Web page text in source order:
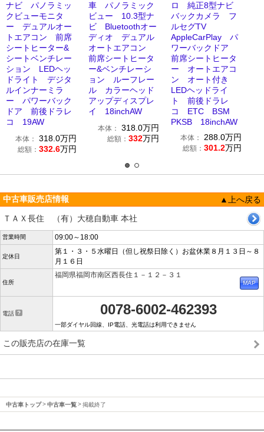
ナビ パノラミッ
クビューモニタ
ー デュアルオー
トエアコン 前席
シートヒーター&
シートベンチレー
ション LEDヘッ
ドライト デジタ
ルインナーミラ
ー パワーバック
ドア 前後ドラレ
コ 19AW
本体： 318.0万円
総額： 332.6万円
車 パノラミック
ビュー 10.3型ナ
ビ Bluetoothオー
ディオ デュアル
オートエアコン
前席シートヒータ
ー&ベンチレーシ
ョン ルーフレー
ル カラーヘッド
アップディスプレ
イ 18inchAW
本体： 318.0万円
総額： 332万円
ロ 純正8型ナビ
バックカメラ フ
ルセグTV
AppleCarPlay パ
ワーバックドア
前席シートヒータ
ー オートエアコ
ン オート付き
LEDヘッドライ
ト 前後ドラレ
コ ETC BSM
PKSB 18inchAW
本体： 288.0万円
総額： 301.2万円
中古車販売店情報
▲上へ戻る
ＴＡＸ長住 （有）大穂自動車 本社
営業時間 09:00～18:00
定休日
第１・３・５水曜日（但し祝祭日除く）お盆休業８月１３日～８
月１６日
住所
福岡県福岡市南区西長住１－１２－３１
電話 0078-6002-462393
一部ダイヤル回線、IP電話、光電話は利用できません
この販売店の在庫一覧
中古車トップ 中古車一覧 掲載終了